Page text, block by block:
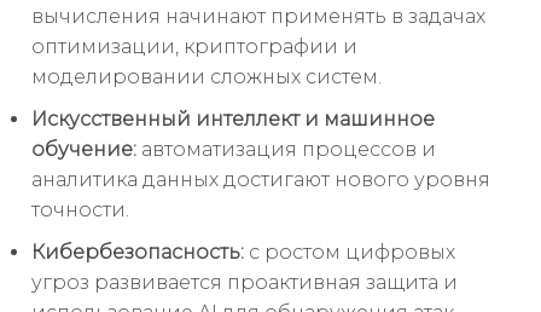
вычисления начинают применять в задачах
оптимизации, криптографии и
моделировании сложных систем.
Искусственный интеллект и машинное
обучение: автоматизация процессов и
аналитика данных достигают нового уровня
точности.
Кибербезопасность: с ростом цифровых
угроз развивается проактивная защита и